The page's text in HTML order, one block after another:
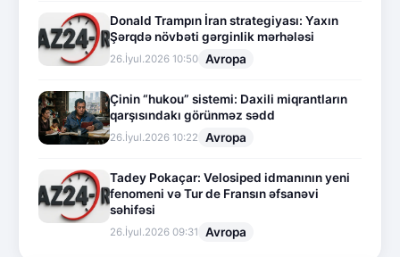
Donald Trampın İran strategiyası: Yaxın
Şərqdə növbəti gərginlik mərhələsi
26.İyul.2026 10:50 Avropa
Çinin “hukou” sistemi: Daxili miqrantların
qarşısındakı görünməz sədd
26.İyul.2026 10:22 Avropa
Tadey Pokaçar: Velosiped idmanının yeni
fenomeni və Tur de Fransın əfsanəvi
səhifəsi
26.İyul.2026 09:31 Avropa